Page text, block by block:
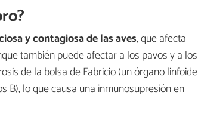
y contagiosa de las aves, que afecta
también puede afectar a los pavos y a los
de la bolsa de Fabricio (un órgano linfoide
B), lo que causa una inmunosupresión en